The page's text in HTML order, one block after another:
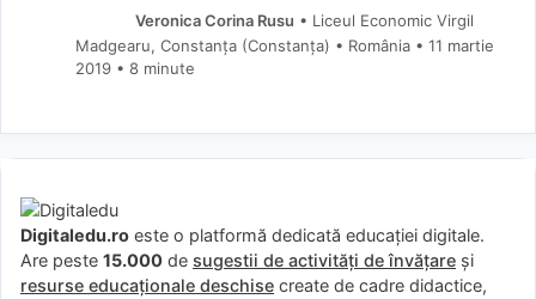
Veronica Corina Rusu • Liceul Economic Virgil
Madgearu, Constanța (Constanţa) • România
11 martie
2019 • 8 minute
Digitaledu.ro este o platformă dedicată educației digitale.
Are peste 15.000 de sugestii de activități de învățare și
resurse educaționale deschise create de cadre didactice,